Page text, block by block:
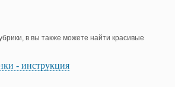
в вы также можете найти красивые
- инструкция